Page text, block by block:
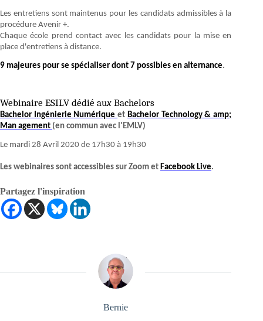
Les entretiens sont maintenus pour les candidats admissibles à la
procédure Avenir +.
Chaque école prend contact avec les candidats pour la mise en
place d'entretiens à distance.
9 majeures pour se spécialiser dont 7 possibles en alternance.
Webinaire ESILV dédié aux Bachelors
Bachelor Ingénierie Numériqueet Bachelor Technology & amp;
Man agement (en commun avec l'EMLV)
Le mardi 28 Avril 2020 de 17h30 à 19h30
Les webinaires sont accessibles sur Zoom et Facebook Live.
Partagez l'inspiration
Bernie